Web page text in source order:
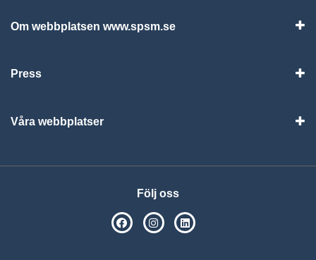
Om webbplatsen www.spsm.se
Press
Våra webbplatser
Följ oss
SPSM på Facebook
SPSM på Instagram